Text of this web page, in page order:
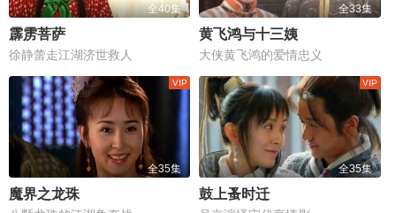
全40集
霹雳菩萨
徐静蕾走江湖济世救人
全33集
黄飞鸿与十三姨
大侠黄飞鸿的爱情忠义
全35集
魔界之龙珠
全35集
鼓上蚤时迁